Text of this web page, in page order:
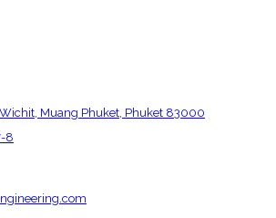
Muang Phuket, Phuket 83000
8